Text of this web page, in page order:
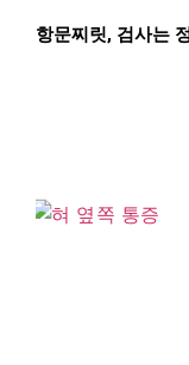
항문찌릿, 검사는